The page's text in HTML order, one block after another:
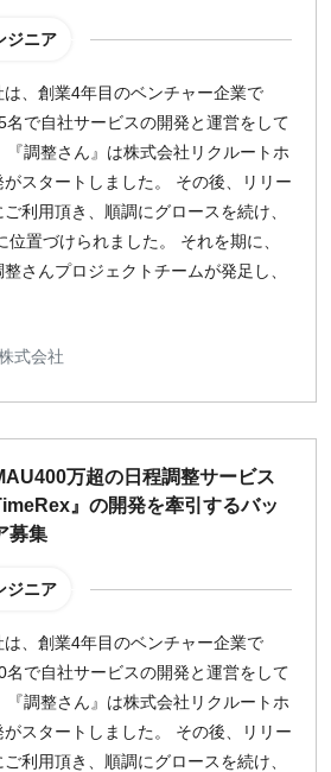
¥3,000 ¥4,000 ¥5,000〜
なし 検索
ジニア
は、創業4年目のベンチャー企業で
で自社サービスの開発と運営をして
調整さん』は株式会社リクルートホ
スタートしました。 その後、リリー
利用頂き、順調にグロースを続け、
置づけられました。 それを期に、
さんプロジェクトチームが発足し、
式会社
万超の日程調整サービス
』の開発を牽引するバッ
募集
ジニア
は、創業4年目のベンチャー企業で
で自社サービスの開発と運営をして
調整さん』は株式会社リクルートホ
スタートしました。 その後、リリー
利用頂き、順調にグロースを続け、